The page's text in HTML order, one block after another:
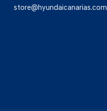
store@hyundaicanarias.com